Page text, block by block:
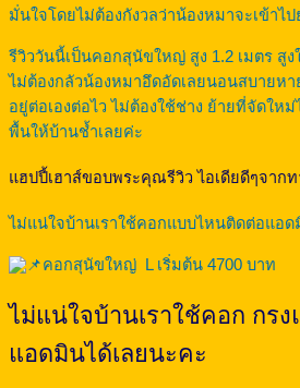
มั่นใจโดยไม่ต้องกังวลว่าน้องหมาจะเข้าไ
รีวิววันนี้เป็นคอกสุนัขใหญ่ สูง 1.2 เมตร สูง
ไม่ต้องกลัวน้องหมาอึดอัดเลยนอนสบายหา
อยู่ต่อเองต่อไว ไม่ต้องใช้ช่าง ย้ายที่จัดใหม่
พื้นให้บ้านช้ำเลยค่ะ
แฮปปี้เฮาส์ขอบพระคุณรีวิว ไอเดียดีๆจาก
ไม่แน่ใจบ้านเราใช้คอกแบบไหนติดต่อแอด
คอกสุนัขใหญ่ L เริ่มต้น 4700 บาท
ไม่แน่ใจบ้านเราใช้คอก กร
แอดมินได้เลยนะคะ